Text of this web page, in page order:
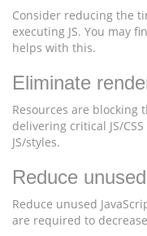
Consider reducing the
executing JS. You may
helps with this.
Eliminate
Resources are blocking
delivering critical JS/
JS/styles.
Reduce
Reduce unused
are required to